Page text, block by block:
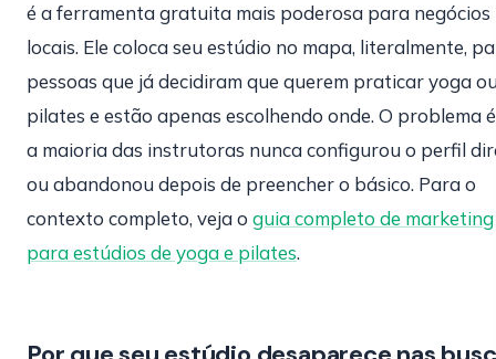
é a ferramenta gratuita mais poderosa para negócios
locais. Ele coloca seu estúdio no mapa, literalmente,
pessoas que já decidiram que querem praticar yoga
pilates e estão apenas escolhendo onde. O problema
a maioria das instrutoras nunca configurou o perfil
ou abandonou depois de preencher o básico. Para o
contexto completo, veja o guia completo de marketing
para estúdios de yoga e pilates.